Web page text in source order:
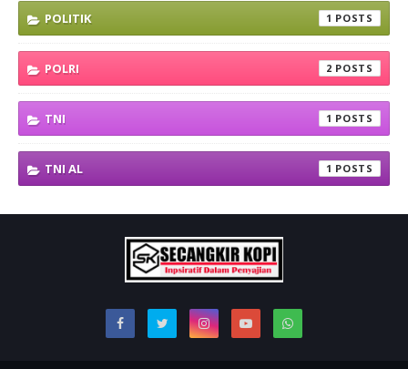
POLITIK 1
POLRI 2
TNI 1
TNI AL 1